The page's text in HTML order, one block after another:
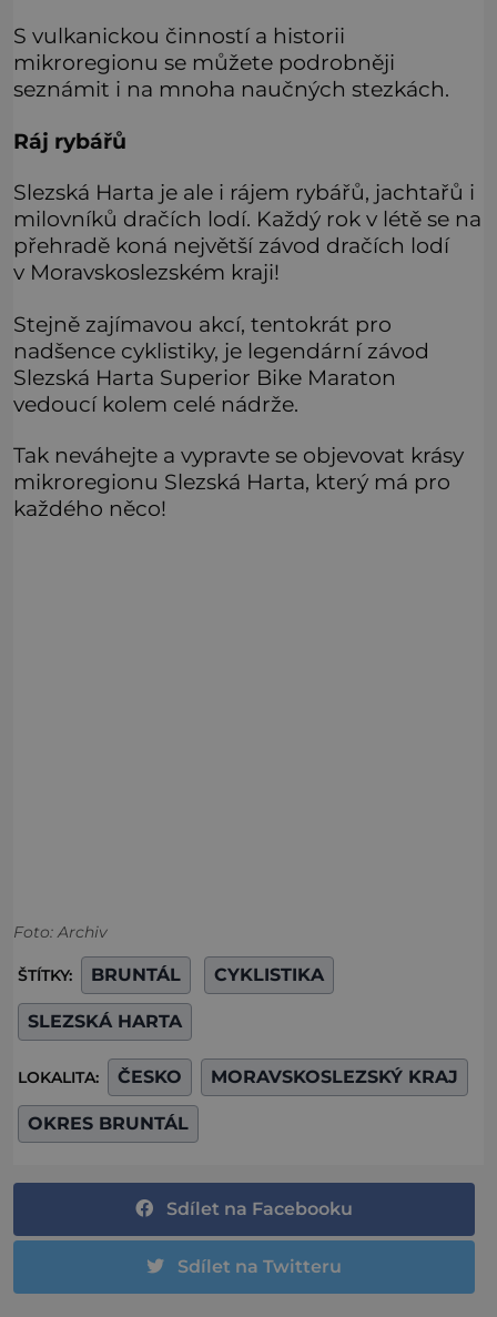
S vulkanickou činností a historii
mikroregionu se můžete podrobněji
seznámit i na mnoha naučných stezkách.
Ráj rybářů
Slezská Harta je ale i rájem rybářů, jachtařů i
milovníků dračích lodí. Každý rok v létě se na
přehradě koná největší závod dračích lodí
v Moravskoslezském kraji!
Stejně zajímavou akcí, tentokrát pro
nadšence cyklistiky, je legendární závod
Slezská Harta Superior Bike Maraton
vedoucí kolem celé nádrže.
Tak neváhejte a vypravte se objevovat krásy
mikroregionu Slezská Harta, který má pro
každého něco!
Foto: Archiv
ŠTÍTKY: BRUNTÁL CYKLISTIKA
SLEZSKÁ HARTA
LOKALITA: ČESKO MORAVSKOSLEZSKÝ KRAJ
OKRES BRUNTÁL
Sdílet na Facebooku
Sdílet na Twitteru